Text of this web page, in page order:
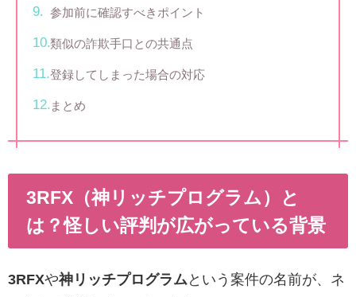
参加前に確認すべきポイント
類似の詐欺手口との共通点
登録してしまった場合の対応
まとめ
3RFX（神リッチプログラム）と
は？怪しい評判が広がっている背景
3RFXや神リッチプログラム という案件の名前が、ネ